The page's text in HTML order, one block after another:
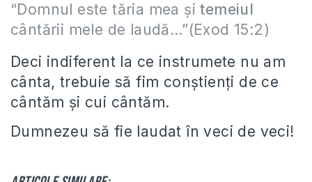
“Domnul este tăria mea șitemeiul
cântării mele de laudă…”(Exod 15:2)
Deci indiferent la ce instrumete nu am
cânta, trebuie să fim conștienți de ce
cântăm și cui cântăm.
Dumnezeu să fie laudat în veci de veci!